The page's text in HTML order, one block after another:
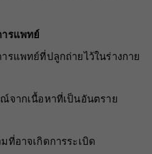
รแพทย์
รแพทย์ที่ปลูกถ่ายไว้ในร่างกาย
จากเนื้อหาที่เป็นอันตราย
ที่อาจเกิดการระเบิด